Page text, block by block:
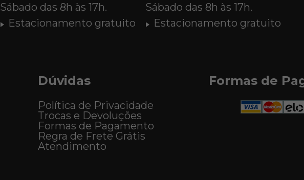
Sábado das 8h às 17h.
Estacionamento gratuito
Sábado das 8h às 17h.
Estacionamento gratuito
Dúvidas
Política de Privacidade
Trocas e Devoluções
Formas de Pagamento
Regra de Frete Grátis
Atendimento
Formas de